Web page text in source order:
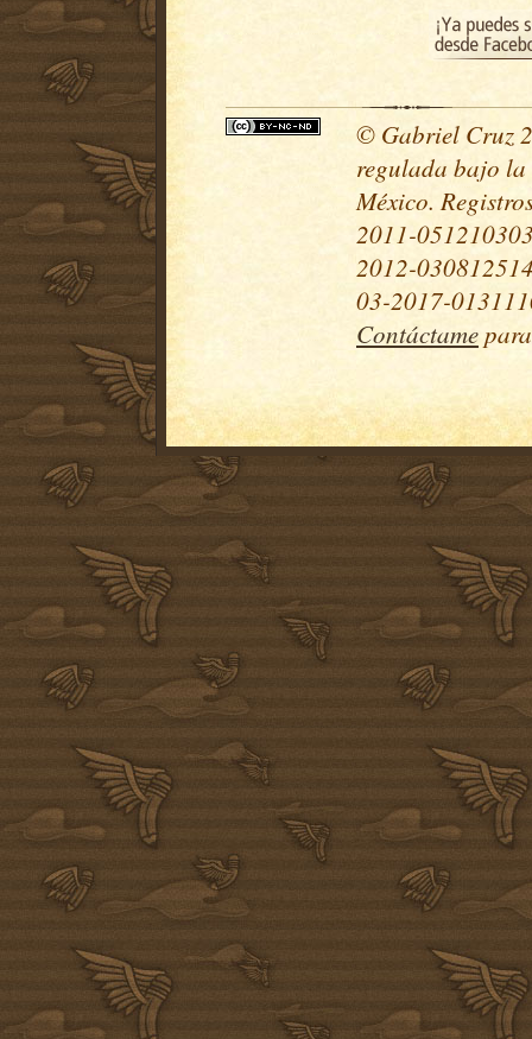
© Gabriel Cruz
regulada bajo la
México.
2011-
2012-
03-2017-
Contáctame